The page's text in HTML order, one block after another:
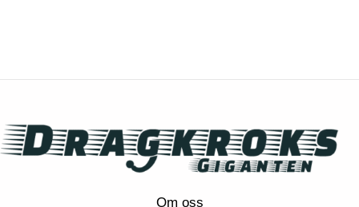
Om oss